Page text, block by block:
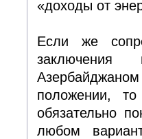
«доходы от
Если же
положении,
обязательно
любом